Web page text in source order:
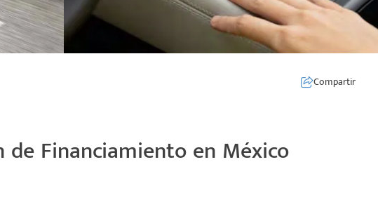
Compartir
de Financiamiento en México